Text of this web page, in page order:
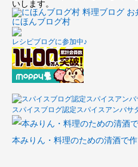
いします。
にほんブログ村
レシピブログに参加中♪
スパイスブログ認定スパイスアンバサ
本みりん・料理のための清酒で